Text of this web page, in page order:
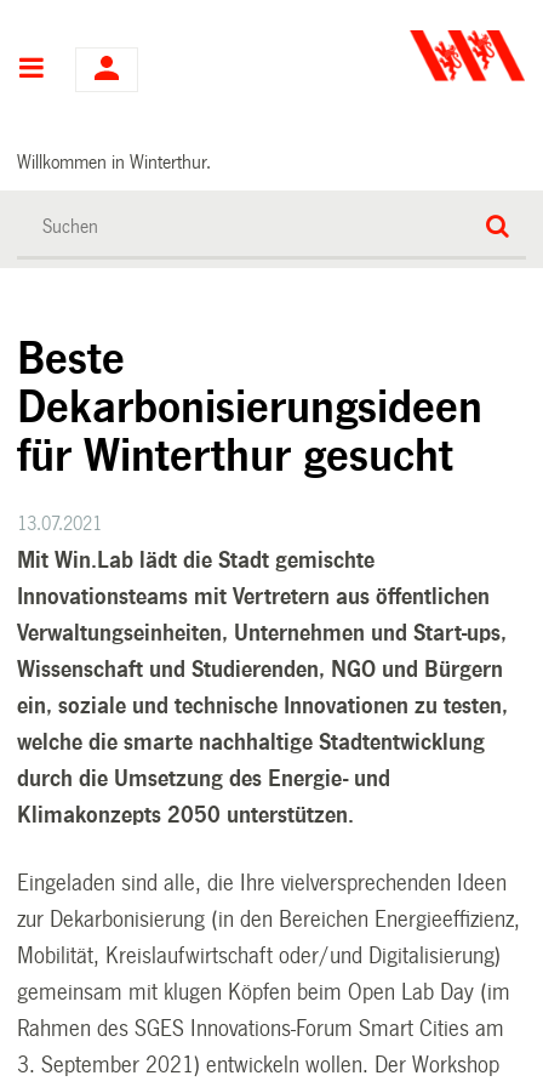
Hauptnavigation
Willkommen in Winterthur.
Beste
Dekarbonisierungsideen
für Winterthur gesucht
13.07.2021
Mit Win.Lab lädt die Stadt gemischte
Innovationsteams mit Vertretern aus öffentlichen
Verwaltungseinheiten, Unternehmen und Start-ups,
Wissenschaft und Studierenden, NGO und Bürgern
ein, soziale und technische Innovationen zu testen,
welche die smarte nachhaltige Stadtentwicklung
durch die Umsetzung des Energie- und
Klimakonzepts 2050 unterstützen.
Eingeladen sind alle, die Ihre vielversprechenden Ideen
zur Dekarbonisierung (in den Bereichen Energieeffizienz,
Mobilität, Kreislaufwirtschaft oder/und Digitalisierung)
gemeinsam mit klugen Köpfen beim Open Lab Day (im
Rahmen des SGES Innovations-Forum Smart Cities am
3. September 2021) entwickeln wollen. Der Workshop